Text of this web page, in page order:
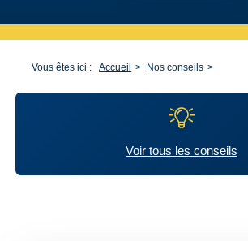
Vous êtes ici : Accueil Nos conseils
Voir tous les conseils